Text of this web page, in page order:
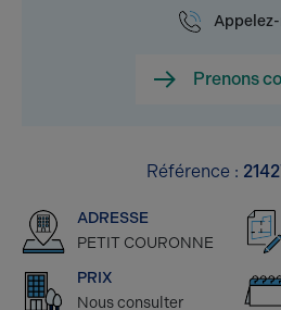
Prenons
Référence :
ADRESSE
PETIT COURONNE
PRIX
Nous consulter